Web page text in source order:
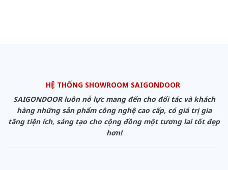
HỆ THỐNG SHOWROOM SAIGONDOOR
SAIGONDOOR luôn nỗ lực mang đến cho đối tác và khách
hàng những sản phẩm công nghệ cao cấp, có giá trị gia
tăng tiện ích, sáng tạo cho cộng đồng một tương lai tốt đẹp
hơn!